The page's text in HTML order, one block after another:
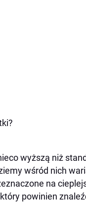
wyższą niż
wśród nich
na
powinien